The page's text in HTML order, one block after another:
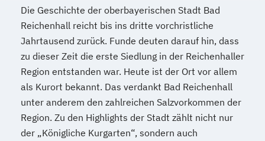
Die Geschichte der oberbayerischen Stadt Bad
Reichenhall reicht bis ins dritte vorchristliche
Jahrtausend zurück. Funde deuten darauf hin, dass
zu dieser Zeit die erste Siedlung in der Reichenhaller
Region entstanden war. Heute ist der Ort vor allem
als Kurort bekannt. Das verdankt Bad Reichenhall
unter anderem den zahlreichen Salzvorkommen der
Region. Zu den Highlights der Stadt zählt nicht nur
der „Königliche Kurgarten“, sondern auch